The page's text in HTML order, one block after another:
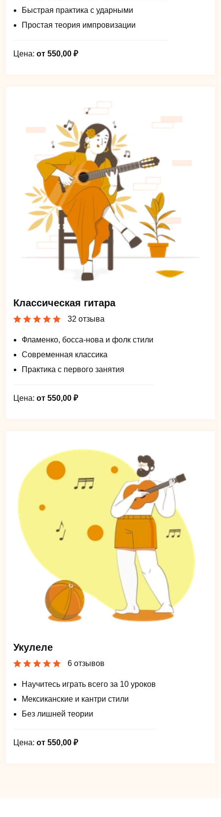
Быстрая практика с ударными
Простая теория импровизации
Цена: от 550,00 ₽
Классическая гитара
32 отзыва
Фламенко, босса-нова и фолк стили
Современная классика
Практика с первого занятия
Цена: от 550,00 ₽
Укулеле
6 отзывов
Научитесь играть всего за 10 уроков
Мексиканские и кантри стили
Без лишней теории
Цена: от 550,00 ₽